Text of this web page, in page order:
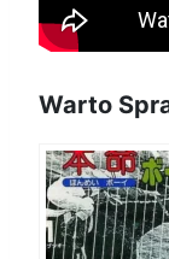
Warto